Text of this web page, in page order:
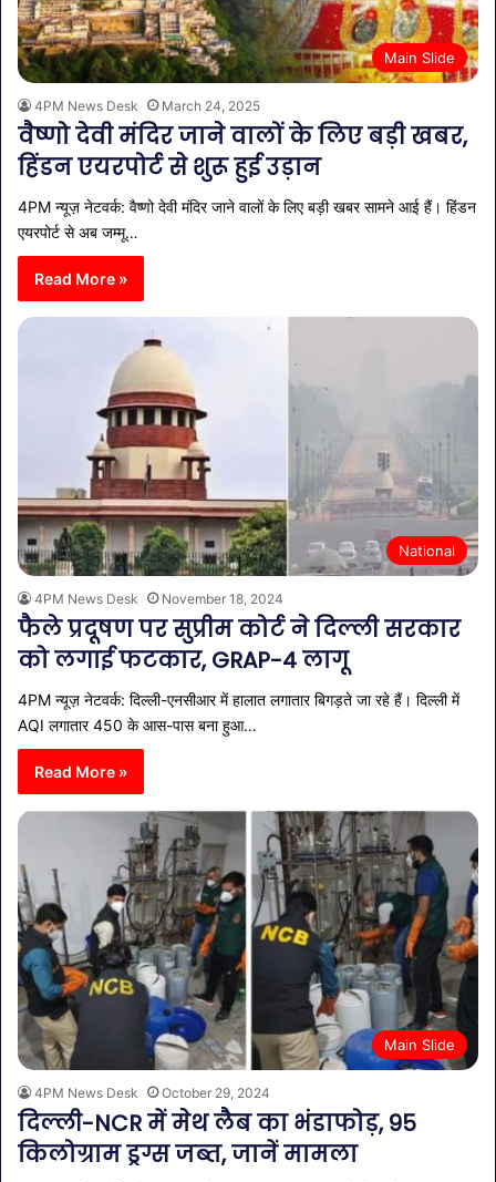
Main Slide
4PM News Desk March 24, 2025
वैष्णो देवी मंदिर जाने वालों के लिए बड़ी खबर,
हिंडन एयरपोर्ट से शुरू हुई उड़ान
4PM न्यूज़ नेटवर्क: वैष्णो देवी मंदिर जाने वालों के लिए बड़ी खबर सामने आई हैं। हिंडन
एयरपोर्ट से अब जम्मू…
Read More »
National
4PM News Desk November 18, 2024
फैले प्रदूषण पर सुप्रीम कोर्ट ने दिल्ली सरकार
को लगाई फटकार, GRAP-4 लागू
4PM न्यूज़ नेटवर्क: दिल्ली-एनसीआर में हालात लगातार बिगड़ते जा रहे हैं। दिल्ली में
AQI लगातार 450 के आस-पास बना हुआ…
Read More »
Main Slide
4PM News Desk October 29, 2024
दिल्ली-NCR में मेथ लैब का भंडाफोड़, 95
किलोग्राम ड्रग्स जब्त, जानें मामला